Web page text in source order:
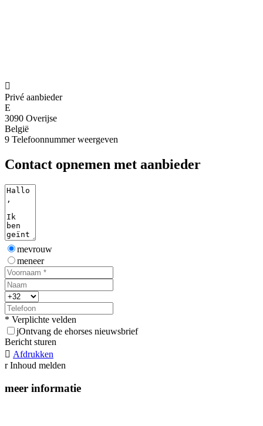

Privé aanbieder
E
3090 Overijse
België
9 Telefoonnummer weergeven
Contact opnemen met aanbieder
mevrouw
meneer
* Verplichte velden
jOntvang de ehorses nieuwsbrief
Bericht sturen
 Afdrukken
r Inhoud melden
meer informatie